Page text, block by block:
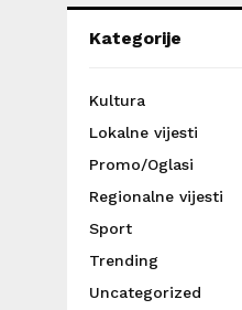
Kategorije
Kultura
Lokalne vijesti
Promo/Oglasi
Regionalne vijesti
Sport
Trending
Uncategorized